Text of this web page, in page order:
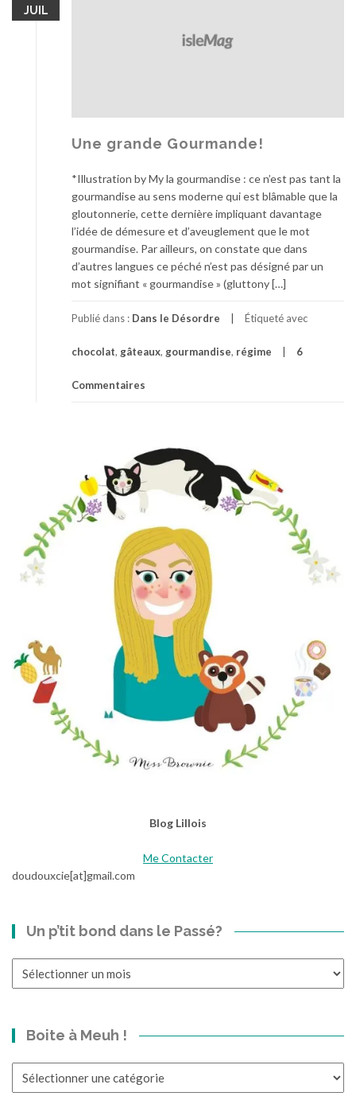
JUIL
Une grande Gourmande!
*Illustration by My la gourmandise : ce n’est pas tant la
gourmandise au sens moderne qui est blâmable que la
gloutonnerie, cette dernière impliquant davantage
l’idée de démesure et d’aveuglement que le mot
gourmandise. Par ailleurs, on constate que dans
d’autres langues ce péché n’est pas désigné par un
mot signifiant « gourmandise » (gluttony […]
Publié dans : Dans le Désordre Étiqueté avec
chocolat, gâteaux, gourmandise, régime 6
Commentaires
Blog Lillois
Me Contacter
doudouxcie[at]gmail.com
Un p’tit bond dans le Passé?
Boite à Meuh !